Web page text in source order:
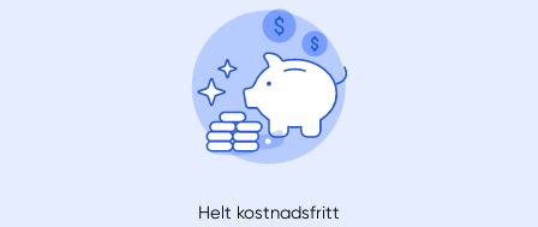
Helt kostnadsfritt